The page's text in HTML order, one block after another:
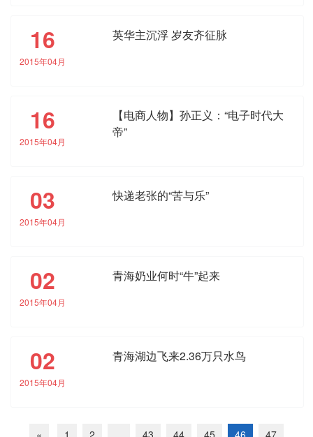
16
2015年04月
英华主沉浮 岁友齐征脉
16
2015年04月
【电商人物】孙正义：“电子时代大
帝”
03
2015年04月
快递老张的“苦与乐”
02
2015年04月
青海奶业何时“牛”起来
02
2015年04月
青海湖边飞来2.36万只水鸟
« 1 2 43 44 45 46 47